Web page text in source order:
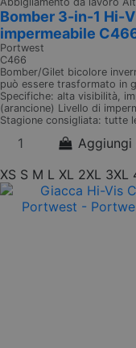
Bomber 3-in-1 Hi-
impermeabile
Portwest
C466
Bomber/Gilet bicolore
può essere trasformato in
Specifiche: alta visibilità,
(arancione) Livello di
Stagione consigliata: tutte
Aggiungi
XS S M L XL 2XL 3XL